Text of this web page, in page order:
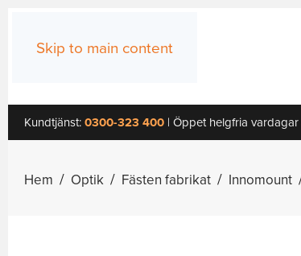
Skip to main content
Kundtjänst:0300-323 400 | Öppet helgfria vardagar
Hem Optik Fästen fabrikat Innomount